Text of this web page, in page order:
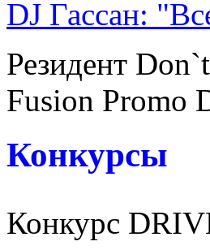
DJ Гассан:
Резидент
Fusion Promo
Конкурсы
Конкурс